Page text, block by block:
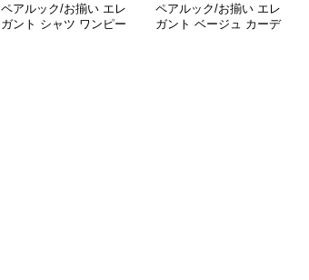
ペアルック/お揃い エレ
ガント シャツ ワンピー
ペアルック/お揃い エレ
ガント ベージュ カーデ